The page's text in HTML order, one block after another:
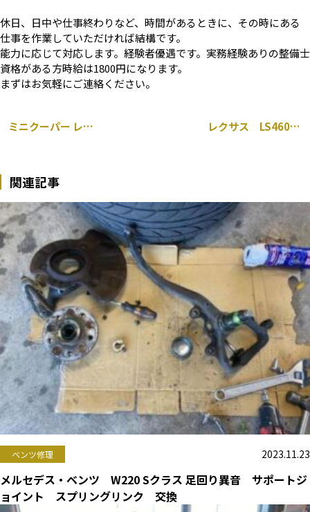
休日、日中や仕事終わりなど、時間があるときに、その時にある
仕事を作業していただければ結構です。
能力に応じて対応します。経験者優遇です。実務経験ありの整備士
資格がある方時給は1800円になります。
まずはお気軽にご連絡ください。
ミニクーパー レーダー探知機 取り付け 千葉市 レクサス LS460 持ち込み エンジンマウント 交換 千葉市
関連記事
ベンツ修理 2023.11.23
メルセデス・ベンツ W220 Sクラス 足回り異音 サポートジ
ョイント スプリングリンク 交換